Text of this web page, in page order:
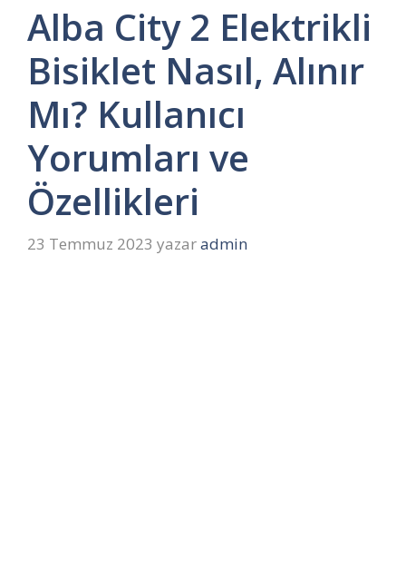
Alba City 2 Elektrikli
Bisiklet Nasıl, Alınır
Mı? Kullanıcı
Yorumları ve
Özellikleri
23 Temmuz 2023 yazaradmin